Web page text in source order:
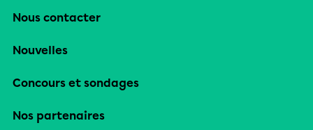
Nous contacter
Nouvelles
Concours et sondages
Nos partenaires